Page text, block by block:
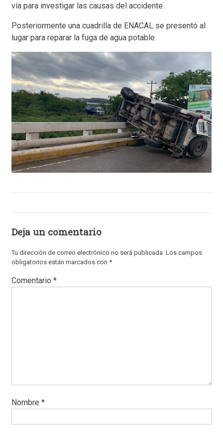
vía para investigar las causas del accidente.
Posteriormente una cuadrilla de ENACAL se presentó al
lugar para reparar la fuga de agua potable.
Deja un comentario
Tu dirección de correo electrónico no será publicada. Los campos
obligatorios están marcados con *
Comentario *
Nombre *